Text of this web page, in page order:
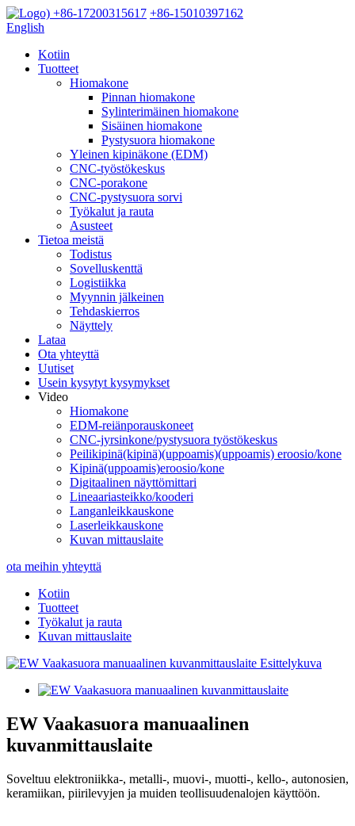
+86-17200315617 +86-15010397162
English
Kotiin
Tuotteet
Hiomakone
Pinnan hiomakone
Sylinterimäinen hiomakone
Sisäinen hiomakone
Pystysuora hiomakone
Yleinen kipinäkone (EDM)
CNC-työstökeskus
CNC-porakone
CNC-pystysuora sorvi
Työkalut ja rauta
Asusteet
Tietoa meistä
Todistus
Sovelluskenttä
Logistiikka
Myynnin jälkeinen
Tehdaskierros
Näyttely
Lataa
Ota yhteyttä
Uutiset
Usein kysytyt kysymykset
Video
Hiomakone
EDM-reiänporauskoneet
CNC-jyrsinkone/pystysuora työstökeskus
Peilikipinä(kipinä)(uppoamis)(uppoamis) eroosio/kone
Kipinä(uppoamis)eroosio/kone
Digitaalinen näyttömittari
Lineaariasteikko/kooderi
Langanleikkauskone
Laserleikkauskone
Kuvan mittauslaite
ota meihin yhteyttä
Kotiin
Tuotteet
Työkalut ja rauta
Kuvan mittauslaite
EW Vaakasuora manuaalinen
kuvanmittauslaite
Soveltuu elektroniikka-, metalli-, muovi-, muotti-, kello-, autonosien,
keramiikan, piirilevyjen ja muiden teollisuudenalojen käyttöön.